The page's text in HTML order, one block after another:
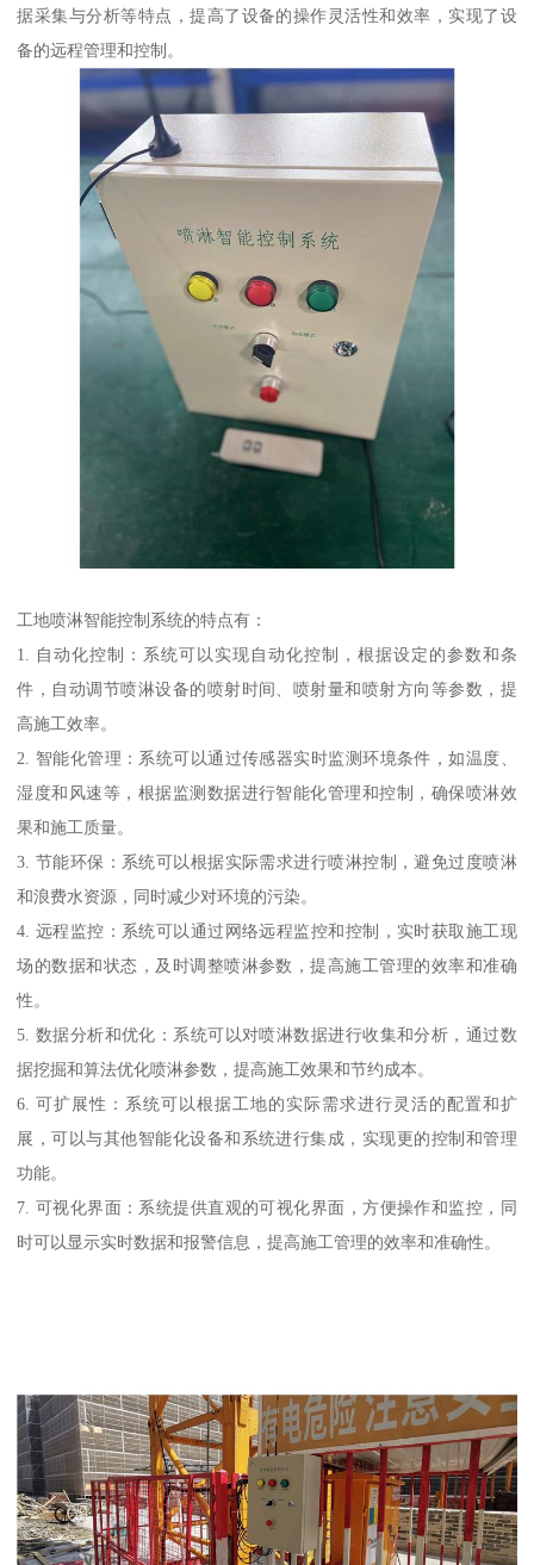
据采集与分析等特点，提高了设备的操作灵活性和效率，实现了设
备的远程管理和控制。
工地喷淋智能控制系统的特点有：
1. 自动化控制：系统可以实现自动化控制，根据设定的参数和条
件，自动调节喷淋设备的喷射时间、喷射量和喷射方向等参数，提
高施工效率。
2. 智能化管理：系统可以通过传感器实时监测环境条件，如温度、
湿度和风速等，根据监测数据进行智能化管理和控制，确保喷淋效
果和施工质量。
3. 节能环保：系统可以根据实际需求进行喷淋控制，避免过度喷淋
和浪费水资源，同时减少对环境的污染。
4. 远程监控：系统可以通过网络远程监控和控制，实时获取施工现
场的数据和状态，及时调整喷淋参数，提高施工管理的效率和准确
性。
5. 数据分析和优化：系统可以对喷淋数据进行收集和分析，通过数
据挖掘和算法优化喷淋参数，提高施工效果和节约成本。
6. 可扩展性：系统可以根据工地的实际需求进行灵活的配置和扩
展，可以与其他智能化设备和系统进行集成，实现更的控制和管理
功能。
7. 可视化界面：系统提供直观的可视化界面，方便操作和监控，同
时可以显示实时数据和报警信息，提高施工管理的效率和准确性。